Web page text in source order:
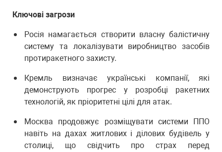
Ключові загрози
Росія намагається створити власну балістичну
систему та локалізувати виробництво засобів
протиракетного захисту.
Кремль визначає українські компанії, які
демонструють прогрес у розробці ракетних
технологій, як пріоритетні цілі для атак.
Москва продовжує розміщувати системи ППО
навіть на дахах житлових і ділових будівель у
столиці, що свідчить про страх перед